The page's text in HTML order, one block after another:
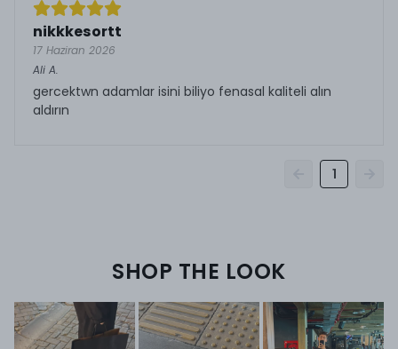
nikkkesortt
17 Haziran 2026
Ali A.
gercektwn adamlar isini biliyo fenasal kaliteli alın
aldırın
1
SHOP THE LOOK